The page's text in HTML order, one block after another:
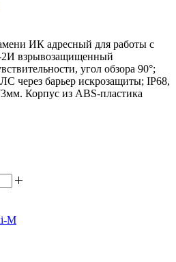
ИК адресный для работы с
взрывозащищенный
угол обзора 90°;
через барьер искрозащиты; IP68,
Корпус из ABS-пластика